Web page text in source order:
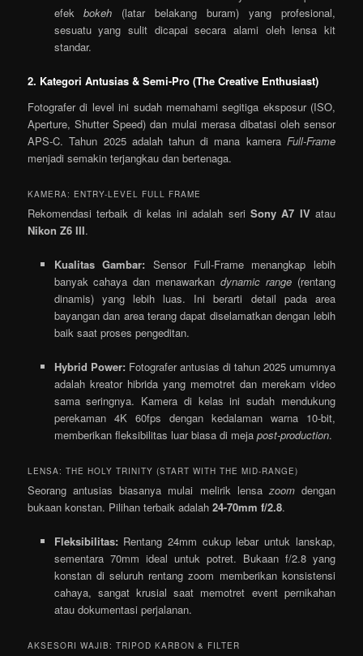
efekbokeh (latar belakang buram) yang profesional,
sesuatu yang sulit dicapai secara alami oleh lensa kit
standar.
2. Kategori Antusias & Semi-Pro (The Creative Enthusiast)
Fotografer di level ini sudah memahami segitiga eksposur (ISO,
Aperture, Shutter Speed) dan mulai merasa dibatasi oleh sensor
APS-C. Tahun 2025 adalah tahun di mana kamera Full-Frame
menjadi semakin terjangkau dan bertenaga.
KAMERA: ENTRY-LEVEL FULL FRAME
Rekomendasi terbaik di kelas ini adalah seriSony A7 IVatau
Nikon Z6 III.
Kualitas Gambar: Sensor Full-Frame menangkap lebih
banyak cahaya dan menawarkandynamic range (rentang
dinamis) yang lebih luas. Ini berarti detail pada area
bayangan dan area terang dapat diselamatkan dengan lebih
baik saat proses pengeditan.
Hybrid Power: Fotografer antusias di tahun 2025 umumnya
adalah kreator hibrida yang memotret dan merekam video
sama seringnya. Kamera di kelas ini sudah mendukung
perekaman 4K 60fps dengan kedalaman warna 10-bit,
memberikan fleksibilitas luar biasa di meja post-production.
LENSA: THE HOLY TRINITY (START WITH THE MID-RANGE)
Seorang antusias biasanya mulai melirik lensa zoomdengan
bukaan konstan. Pilihan terbaik adalah24-70mm f/2.8.
Fleksibilitas: Rentang 24mm cukup lebar untuk lanskap,
sementara 70mm ideal untuk potret. Bukaan f/2.8 yang
konstan di seluruh rentang zoom memberikan konsistensi
cahaya, sangat krusial saat memotret event pernikahan
atau dokumentasi perjalanan.
AKSESORI WAJIB: TRIPOD KARBON & FILTER